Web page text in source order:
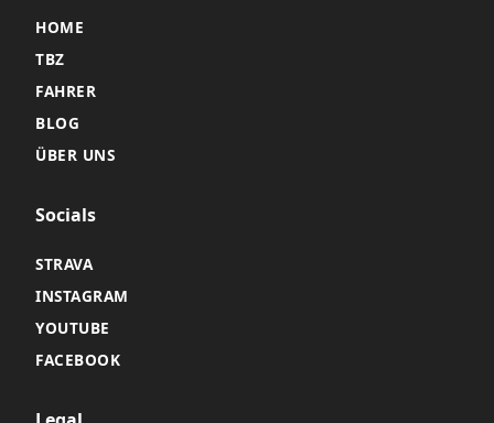
HOME
TBZ
FAHRER
BLOG
ÜBER UNS
Socials
STRAVA
INSTAGRAM
YOUTUBE
FACEBOOK